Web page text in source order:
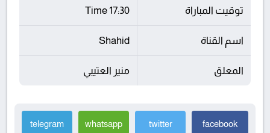
توقيت المباراة 17:30 Time
اسم القناة Shahid
المعلق منير العتيبي
facebook
twitter
whatsapp
telegram